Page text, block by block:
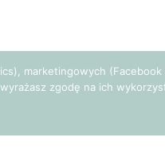
marketingowych (Facebook
zgodę na ich